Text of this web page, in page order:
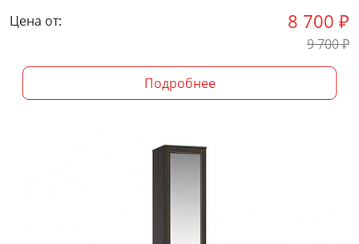
Цена от: 8 700 ₽
9 700₽
Подробнее